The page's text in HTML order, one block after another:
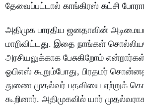
தேவைப்பட்டால் காங்கிரஸ் கட்சி
அதிமுக பாரதிய ஜனதாவின்
மாறிவிட்டது. இதை நாங்கள்
அரசியலுக்காக பேசுகிறோம்
ஓபிஎஸ் கூறும்போது, பிரதமர்
துணை முதல்வர் பதவியை ஏற்றுக்
கூறினார். அதிமுகவில் யார்